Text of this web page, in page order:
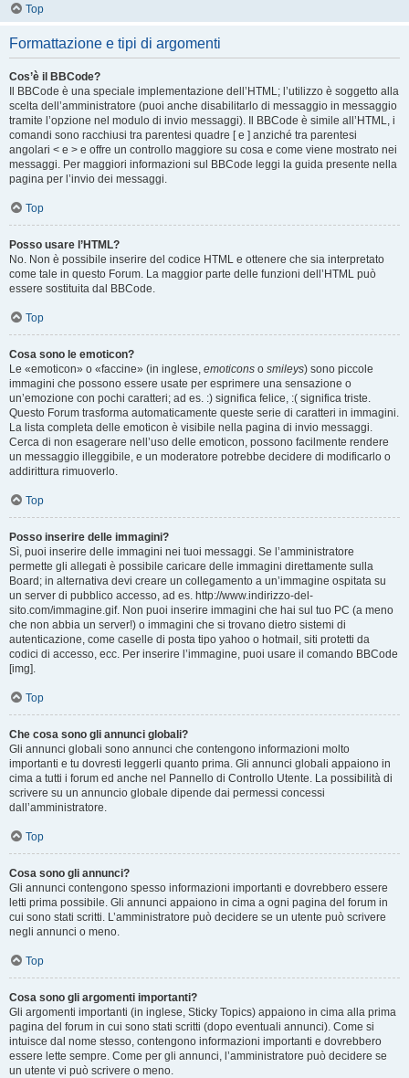
Top
Formattazione e tipi di argomenti
Cos’è il BBCode?
Il BBCode è una speciale implementazione dell’HTML; l’utilizzo è soggetto alla
scelta dell’amministratore (puoi anche disabilitarlo di messaggio in messaggio
tramite l’opzione nel modulo di invio messaggi). Il BBCode è simile all’HTML, i
comandi sono racchiusi tra parentesi quadre [ e ] anziché tra parentesi
angolari < e > e offre un controllo maggiore su cosa e come viene mostrato nei
messaggi. Per maggiori informazioni sul BBCode leggi la guida presente nella
pagina per l’invio dei messaggi.
Top
Posso usare l’HTML?
No. Non è possibile inserire del codice HTML e ottenere che sia interpretato
come tale in questo Forum. La maggior parte delle funzioni dell’HTML può
essere sostituita dal BBCode.
Top
Cosa sono le emoticon?
Le «emoticon» o «faccine» (in inglese, emoticons o smileys) sono piccole
immagini che possono essere usate per esprimere una sensazione o
un’emozione con pochi caratteri; ad es. :) significa felice, :( significa triste.
Questo Forum trasforma automaticamente queste serie di caratteri in immagini.
La lista completa delle emoticon è visibile nella pagina di invio messaggi.
Cerca di non esagerare nell’uso delle emoticon, possono facilmente rendere
un messaggio illeggibile, e un moderatore potrebbe decidere di modificarlo o
addirittura rimuoverlo.
Top
Posso inserire delle immagini?
Sì, puoi inserire delle immagini nei tuoi messaggi. Se l’amministratore
permette gli allegati è possibile caricare delle immagini direttamente sulla
Board; in alternativa devi creare un collegamento a un’immagine ospitata su
un server di pubblico accesso, ad es. http://www.indirizzo-del-
sito.com/immagine.gif. Non puoi inserire immagini che hai sul tuo PC (a meno
che non abbia un server!) o immagini che si trovano dietro sistemi di
autenticazione, come caselle di posta tipo yahoo o hotmail, siti protetti da
codici di accesso, ecc. Per inserire l’immagine, puoi usare il comando BBCode
[img].
Top
Che cosa sono gli annunci globali?
Gli annunci globali sono annunci che contengono informazioni molto
importanti e tu dovresti leggerli quanto prima. Gli annunci globali appaiono in
cima a tutti i forum ed anche nel Pannello di Controllo Utente. La possibilità di
scrivere su un annuncio globale dipende dai permessi concessi
dall’amministratore.
Top
Cosa sono gli annunci?
Gli annunci contengono spesso informazioni importanti e dovrebbero essere
letti prima possibile. Gli annunci appaiono in cima a ogni pagina del forum in
cui sono stati scritti. L’amministratore può decidere se un utente può scrivere
negli annunci o meno.
Top
Cosa sono gli argomenti importanti?
Gli argomenti importanti (in inglese, Sticky Topics) appaiono in cima alla prima
pagina del forum in cui sono stati scritti (dopo eventuali annunci). Come si
intuisce dal nome stesso, contengono informazioni importanti e dovrebbero
essere lette sempre. Come per gli annunci, l’amministratore può decidere se
un utente vi può scrivere o meno.